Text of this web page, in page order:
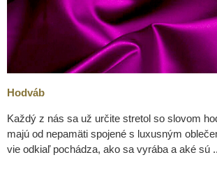
Hodváb
Každý z nás sa už určite stretol so slovom
majú od nepamäti spojené s luxusným
vie odkiaľ pochádza, ako sa vyrába a aké sú